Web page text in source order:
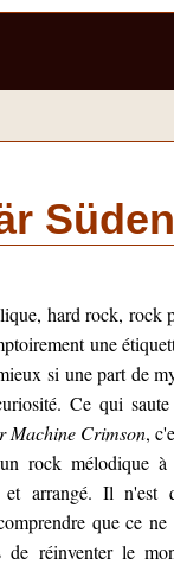
Süden
hard rock, rock
une
si une part de
Ce qui
Machine Crimson,
rock mélodique à
et arrangé. Il
que ce
de réinventer le